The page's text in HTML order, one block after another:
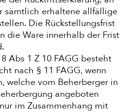
sämtlich erhaltene allfällige
Die Rückstellungsfrist
die Ware innerhalb der Frist
Abs 1 Z 10 FAGG besteht
nach § 11 FAGG, wenn
welche vom Beherberger in
angeboten
im Zusammenhang mit